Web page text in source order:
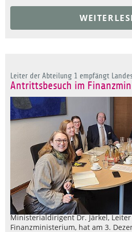
Leiter der Abteilung 1 empfängt
Antrittsbesuch im
Ministerialdirigent Dr. Järkel,
Finanzministerium, hat am 3.